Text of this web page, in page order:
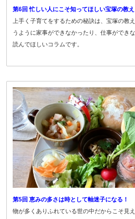
第6回 忙しい人にこそ知ってほしい宝塚の教え
上手く子育てをするための秘訣は、宝塚の教
うように家事ができなかったり、仕事ができ
読んでほしいコラムです。
第5回 恵みの多さは時として軸迷子になる！
物が多くありふれている世の中だからこそ見